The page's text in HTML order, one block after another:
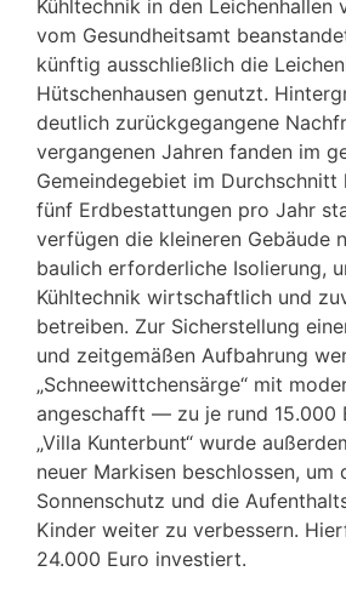
Kühltechnik in den Leichenhallen
vom Gesundheitsamt
künftig ausschließlich die
Hütschenhausen genutzt.
deutlich zurückgegangene
vergangenen Jahren fanden im
Gemeindegebiet im Durchschnitt
fünf Erdbestattungen pro Jahr
verfügen die kleineren Gebäude
baulich erforderliche Isolierung,
Kühltechnik wirtschaftlich und
betreiben. Zur Sicherstellung
und zeitgemäßen Aufbahrung
„Schneewittchensärge“ mit
angeschafft — zu je rund 15.000
„Villa Kunterbunt“ wurde
neuer Markisen beschlossen, um
Sonnenschutz und die
Kinder weiter zu verbessern.
24.000 Euro investiert.